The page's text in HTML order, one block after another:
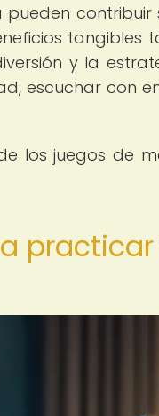
contribuir
tangibles
y la
escuchar con
los juegos de